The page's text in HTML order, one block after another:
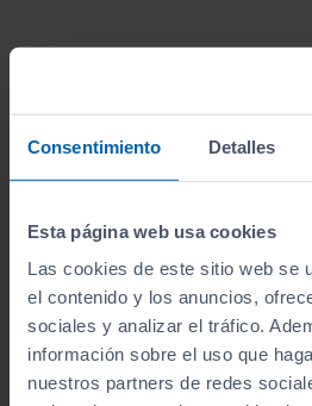
Consentimiento Detalles
Esta página web usa cookies
Las cookies de este sitio web se
el contenido y los anuncios,
sociales y analizar el tráfico.
información sobre el uso que
nuestros partners de redes
Este vehículo se encuentra
Apersa Lugo
Ver localización